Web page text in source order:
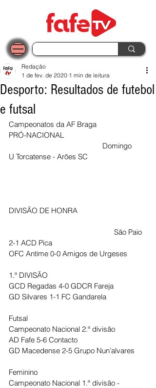
Desporto: Resultados de futebol
e futsal
Redação
1 de fev. de 2020 1 min de leitura
Campeonatos da AF Braga
PRÓ-NACIONAL
                                                Domingo
U Torcatense - Arões SC
DIVISÃO DE HONRA
                                                      São Paio
2-1 ACD Pica
OFC Antime 0-0 Amigos de Urgeses
1.ª DIVISÃO
GCD Regadas 4-0 GDCR Fareja
GD Silvares 1-1 FC Gandarela
Futsal
Campeonato Nacional 2.ª divisão
AD Fafe 5-6 Contacto
GD Macedense 2-5 Grupo Nun’alvares
Feminino
Campeonato Nacional 1.ª divisão -